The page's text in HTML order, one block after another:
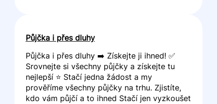
Půjčka i přes dluhy
Půjčka i přes dluhy ➡️ Získejte ji ihned! ✅
Srovnejte si všechny půjčky a získejte tu
nejlepší ⭐ Stačí jedna žádost a my
prověříme všechny půjčky na trhu. Zjistíte,
kdo vám půjčí a to ihned Stačí jen vyzkoušet